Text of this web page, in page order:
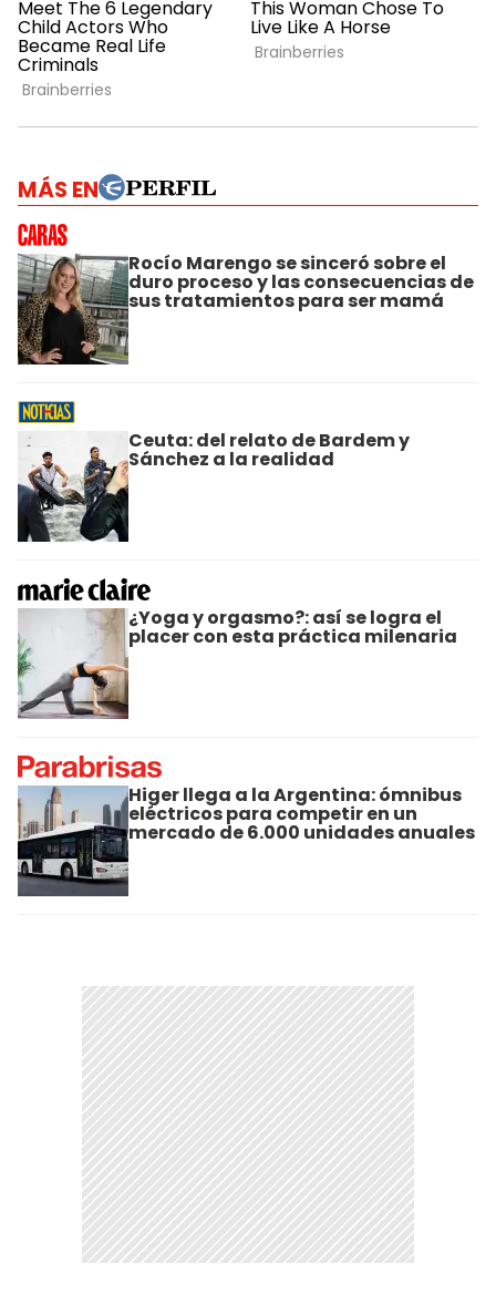
MÁS EN
Rocío Marengo se sinceró sobre el
duro proceso y las consecuencias de
sus tratamientos para ser mamá
Ceuta: del relato de Bardem y
Sánchez a la realidad
¿Yoga y orgasmo?: así se logra el
placer con esta práctica milenaria
Higer llega a la Argentina: ómnibus
eléctricos para competir en un
mercado de 6.000 unidades anuales